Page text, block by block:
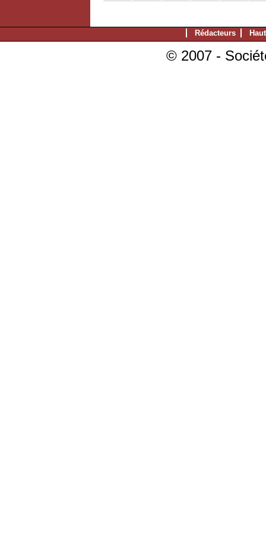
Rédacteurs
© 2007 -